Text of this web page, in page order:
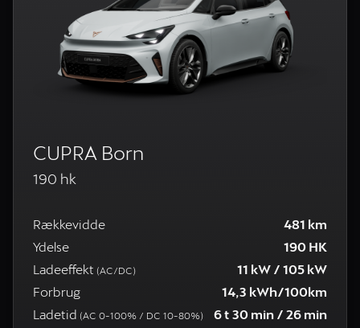
CUPRA Born
190 hk
481 km
Rækkevidde
190 HK
Ydelse
11 kW / 105 kW
Ladeeffekt (AC/DC)
14,3 kWh/100km
Forbrug
6 t 30 min / 26 min
Ladetid (AC 0-100% / DC 10-80%)